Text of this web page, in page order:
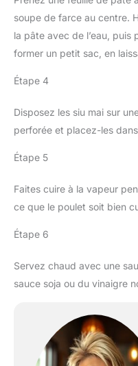
soupe de farce au centre.
la pâte avec de l’eau,
former un petit sac, en
Étape 4
Disposez les siu mai sur
perforée et placez-les
Étape 5
Faites cuire à la vapeur
ce que le poulet soit bien
Étape 6
Servez chaud avec une
sauce soja ou du vinaigre